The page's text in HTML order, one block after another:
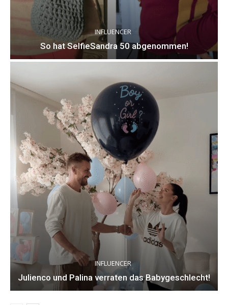
INFLUENCER
So hat SelfieSandra 50 abgenommen!
INFLUENCER
Julienco und Palina verraten das Babygeschlecht!